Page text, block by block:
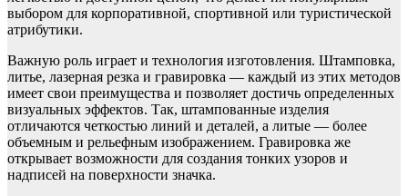
выбором для корпоративной, спортивной или туристической
атрибутики.
Важную роль играет и технология изготовления. Штамповка,
литье, лазерная резка и гравировка — каждый из этих методов
имеет свои преимущества и позволяет достичь определенных
визуальных эффектов. Так, штампованные изделия
отличаются четкостью линий и деталей, а литые — более
объемным и рельефным изображением. Гравировка же
открывает возможности для создания тонких узоров и
надписей на поверхности значка.